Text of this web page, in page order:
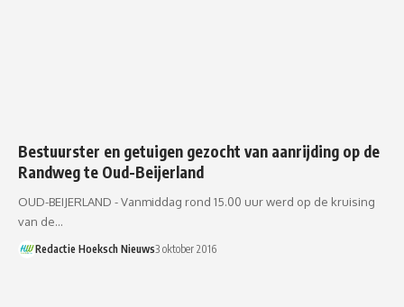
Bestuurster en getuigen gezocht van aanrijding op de
Randweg te Oud-Beijerland
OUD-BEIJERLAND - Vanmiddag rond 15.00 uur werd op de kruising
van de…
Redactie Hoeksch Nieuws3 oktober 2016